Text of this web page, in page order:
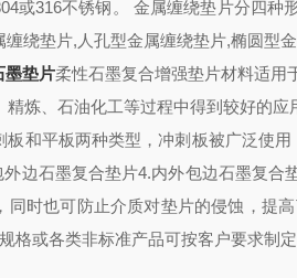
或316不锈钢。 金属缠绕垫片分四
绕垫片,人孔型金属缠绕垫片,椭圆型
墨垫片柔性石墨复合增强垫片材料适用
炼、石油化工等过程中得到较好的
板和平板两种类型，冲刺板被广泛使
边石墨复合垫片4.内外包边石墨复
同时也可防止介质对垫片的侵蚀，提
格或各类非标准产品可按客户要求制定